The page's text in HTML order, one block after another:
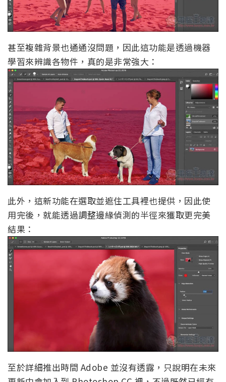
甚至複雜背景也通通沒問題，因此這功能是透過機器
學習來辨識各物件，真的是非常強大：
此外，這新功能在選取並遮住工具裡也提供，因此使
用完後，就能透過調整邊緣偵測的半徑來獲取更完美
結果：
至於詳細推出時間 Adobe 並沒有透露，只說明在未來